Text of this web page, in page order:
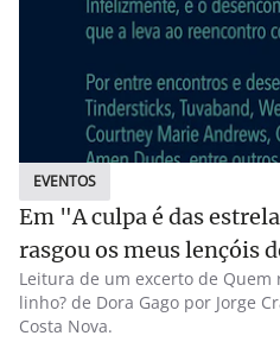
EVENTOS
Em "A culpa é das
rasgou os meus lençóis
and Dragons Society
Leitura de um excerto de Quem
linho? de Dora Gago por Jorge
Costa Nova.